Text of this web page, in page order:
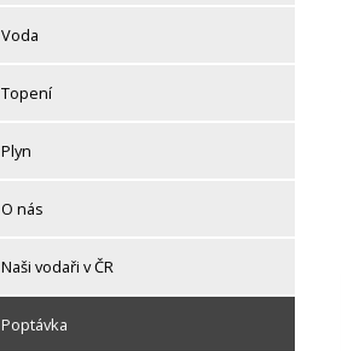
Voda
Topení
Plyn
O nás
Naši vodaři v ČR
Poptávka